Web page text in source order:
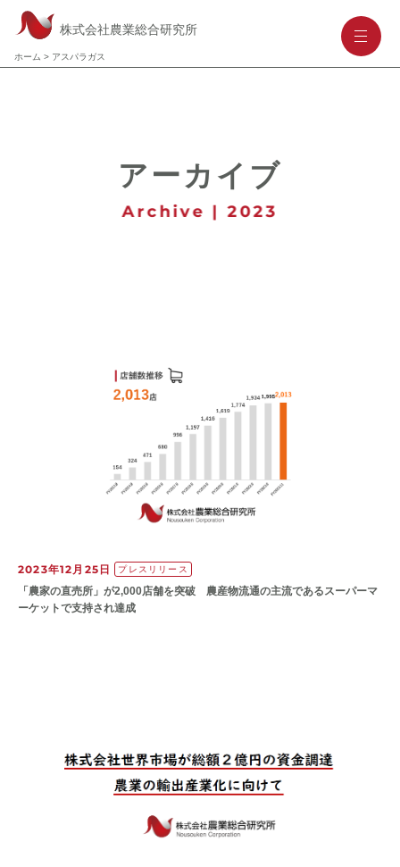
株式会社農業総合研究所
ホーム > アスパラガス
--
アーカイブ
Archive | 2023
2023年12月25日 プレスリリース
「農家の直売所」が2,000店舗を突破 農産物流通の主流であるスーパーマ
ーケットで支持され達成